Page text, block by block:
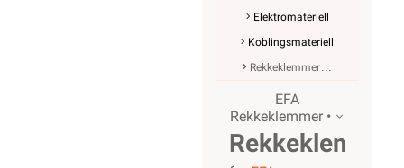
Elektromateriell
Koblingsmateriell
Rekkeklemmer
EFA
Rekkeklemmer •
Rekkeklemme